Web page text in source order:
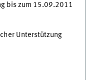
bis zum 15.09.2011
Unterstützung